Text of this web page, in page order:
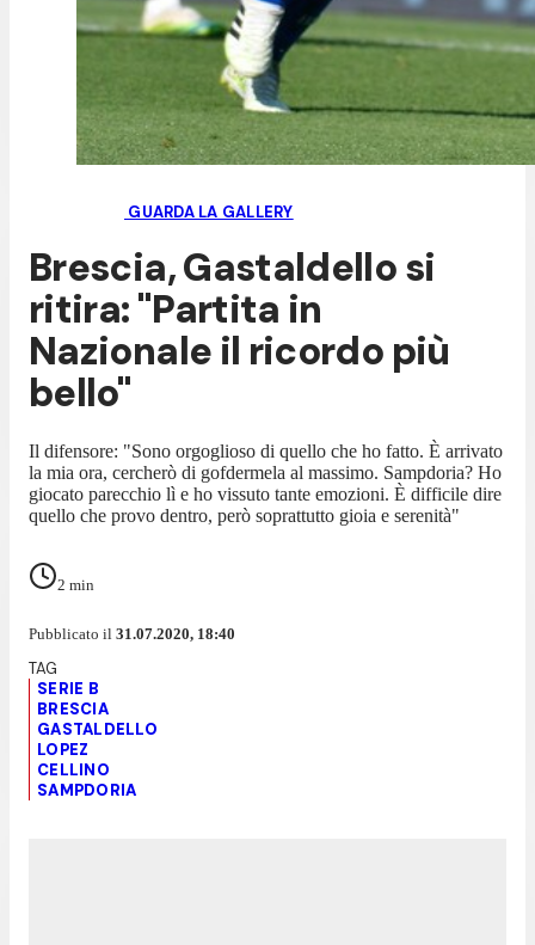
GUARDA LA GALLERY
Brescia, Gastaldello si
ritira: "Partita in
Nazionale il ricordo più
bello"
Il difensore: "Sono orgoglioso di quello che ho fatto. È arrivato
la mia ora, cercherò di gofdermela al massimo. Sampdoria? Ho
giocato parecchio lì e ho vissuto tante emozioni. È difficile dire
quello che provo dentro, però soprattutto gioia e serenità"
2 min
Pubblicato il 31.07.2020, 18:40
SERIE B
BRESCIA
GASTALDELLO
LOPEZ
CELLINO
SAMPDORIA